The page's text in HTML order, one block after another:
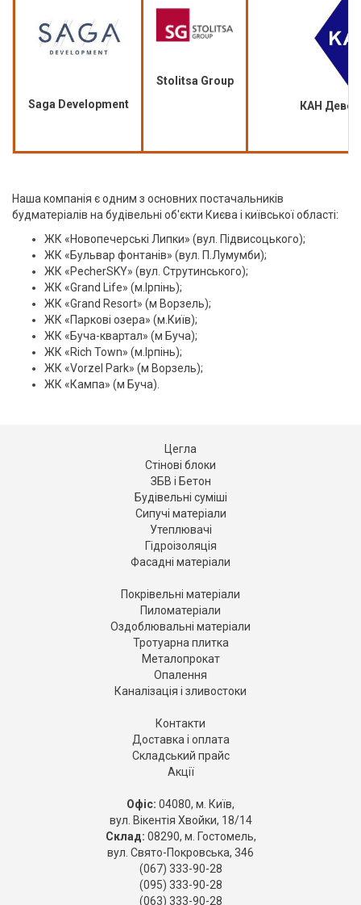
Saga Development
Stolitsa Group
КАН
Наша компанія є одним з основних постачальників
будматеріалів на будівельні об'єкти Києва і київської області:
ЖК «Новопечерські Липки» (вул. Підвисоцького);
ЖК «Бульвар фонтанів» (вул. П.Лумумби);
ЖК «PecherSKY» (вул. Струтинського);
ЖК «Grand Life» (м.Ірпінь);
ЖК «Grand Resort» (м Ворзель);
ЖК «Паркові озера» (м.Київ);
ЖК «Буча-квартал» (м Буча);
ЖК «Rich Town» (м.Ірпінь);
ЖК «Vorzel Park» (м Ворзель);
ЖК «Кампа» (м Буча).
Цегла
Стінові блоки
ЗБВ і Бетон
Будівельні суміші
Сипучі матеріали
Утеплювачі
Гідроізоляція
Фасадні матеріали
Покрівельні матеріали
Пиломатеріали
Оздоблювальні матеріали
Тротуарна плитка
Металопрокат
Опалення
Каналізація і зливостоки
Контакти
Доставка і оплата
Складський прайс
Акції
Офіс: 04080, м. Київ,
вул. Вікентія Хвойки, 18/14
Склад: 08290, м. Гостомель,
вул. Свято-Покровська, 346
(067) 333-90-28
(095) 333-90-28
(063) 333-90-28